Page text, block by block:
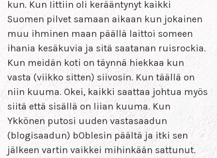
kun. Kun Iittiin oli kerääntynyt kaikki
Suomen pilvet samaan aikaan kun jokainen
muu ihminen maan päällä laittoi someen
ihania kesäkuvia ja sitä saatanan ruisrockia.
Kun meidän koti on täynnä hiekkaa kun
vasta (viikko sitten) siivosin. Kun täällä on
niin kuuma. Okei, kaikki saattaa johtua myös
siitä että sisällä on liian kuuma. Kun
Ykkönen putosi uuden vastasaadun
(blogisaadun) bOblesin päältä ja itki sen
jälkeen vartin vaikkei mihinkään sattunut.